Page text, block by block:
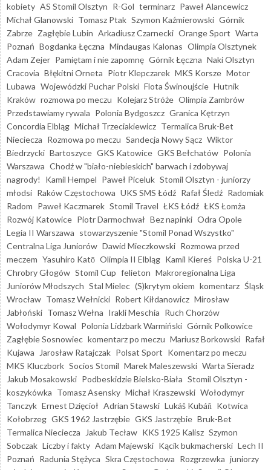
kobiety AS Stomil Olsztyn R-Gol terminarz Paweł Alancewicz
Michał Glanowski Tomasz Ptak Szymon Kaźmierowski Górnik
Zabrze Zagłębie Lubin Arkadiusz Czarnecki Orange Sport Warta
Poznań Bogdanka Łęczna Mindaugas Kalonas Olimpia Olsztynek
Adam Zejer Pamiętam i nie zapomnę Górnik Łęczna Naki Olsztyn
Cracovia Błękitni Orneta Piotr Klepczarek MKS Korsze Motor
Lubawa Wojewódzki Puchar Polski Flota Świnoujście Hutnik
Kraków rozmowa po meczu Kolejarz Stróże Olimpia Zambrów
Przedstawiamy rywala Polonia Bydgoszcz Granica Kętrzyn
Concordia Elbląg Michał Trzeciakiewicz Termalica Bruk-Bet
Nieciecza Rozmowa po meczu Sandecja Nowy Sącz Wiktor
Biedrzycki Bartoszyce GKS Katowice GKS Bełchatów Polonia
Warszawa Chodź w "biało-niebieskich" barwach i zdobywaj
nagrody!
Kamil Hempel Paweł Piceluk Stomil Olsztyn - juniorzy
młodsi Raków Częstochowa UKS SMS Łódź Rafał Śledź Radomiak
Radom Paweł Kaczmarek Stomil Travel ŁKS Łódź ŁKS Łomża
Rozwój Katowice Piotr Darmochwał Bez napinki Odra Opole
Legia II Warszawa stowarzyszenie "Stomil Ponad Wszystko"
Centralna Liga Juniorów Dawid Mieczkowski Rozmowa przed
meczem Yasuhiro Katō Olimpia II Elbląg Kamil Kiereś Polska U-21
Chrobry Głogów Stomil Cup felieton Makroregionalna Liga
Juniorów Młodszych Stal Mielec (S)krytym okiem komentarz Śląsk
Wrocław Tomasz Wełnicki Robert Kiłdanowicz Mirosław
Jabłoński Tomasz Wełna Irakli Meschia Ruch Chorzów
Wołodymyr Kowal Polonia Lidzbark Warmiński Górnik Polkowice
Zagłębie Sosnowiec komentarz po meczu Mariusz Borkowski Rafał
Kujawa
Jarosław Ratajczak Polsat Sport Komentarz po meczu
MKS Kluczbork Socios Stomil Marek Maleszewski Warta Sieradz
Jakub Mosakowski Podbeskidzie Bielsko-Biała Stomil Olsztyn -
koszykówka Tomasz Asensky Michał Kraszewski Wołodymyr
Tanczyk Ernest Dzięcioł Adrian Stawski Lukáš Kubáň Kotwica
Kołobrzeg GKS 1962 Jastrzębie GKS Jastrzębie Bruk-Bet
Termalica Nieciecza
Jakub Tecław KKS 1925 Kalisz Szymon
Sobczak Liczby i fakty Adam Majewski Kącik bukmacherski Lech II
Poznań Radunia Stężyca Skra Częstochowa Rozgrzewka juniorzy